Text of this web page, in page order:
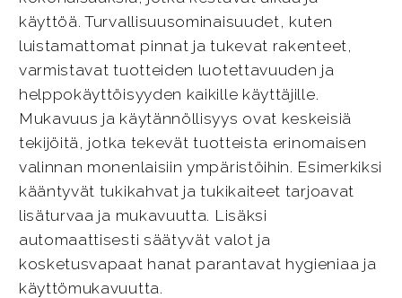
käyttöä. Turvallisuusominaisuudet, kuten
luistamattomat pinnat ja tukevat rakenteet,
varmistavat tuotteiden luotettavuuden ja
helppokäyttöisyyden kaikille käyttäjille.
Mukavuus ja käytännöllisyys ovat keskeisiä
tekijöitä, jotka tekevät tuotteista erinomaisen
valinnan monenlaisiin ympäristöihin. Esimerkiksi
kääntyvät tukikahvat ja tukikaiteet tarjoavat
lisäturvaa ja mukavuutta. Lisäksi
automaattisesti säätyvät valot ja
kosketusvapaat hanat parantavat hygieniaa ja
käyttömukavuutta.